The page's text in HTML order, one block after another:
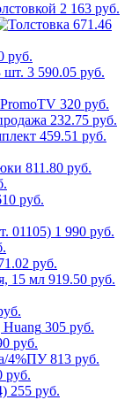
2 163 руб.
671.46
руб.
3 590.05 руб.
320 руб.
232.75 руб.
459.51 руб.
811.80 руб.
руб.
1 990 руб.
руб.
919.50 руб.
305 руб.
руб.
813 руб.
руб.
255 руб.